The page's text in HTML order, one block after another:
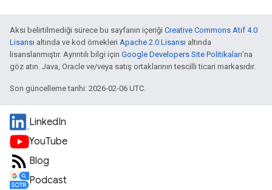
Aksi belirtilmediği sürece bu sayfanın içeriği Creative Commons Atıf 4.0
Lisansı altında ve kod örnekleri Apache 2.0 Lisansı altında
lisanslanmıştır. Ayrıntılı bilgi için Google Developers Site Politikaları'na
göz atın. Java, Oracle ve/veya satış ortaklarının tescilli ticari markasıdır.
Son güncelleme tarihi: 2026-02-06 UTC.
LinkedIn
YouTube
Blog
Podcast